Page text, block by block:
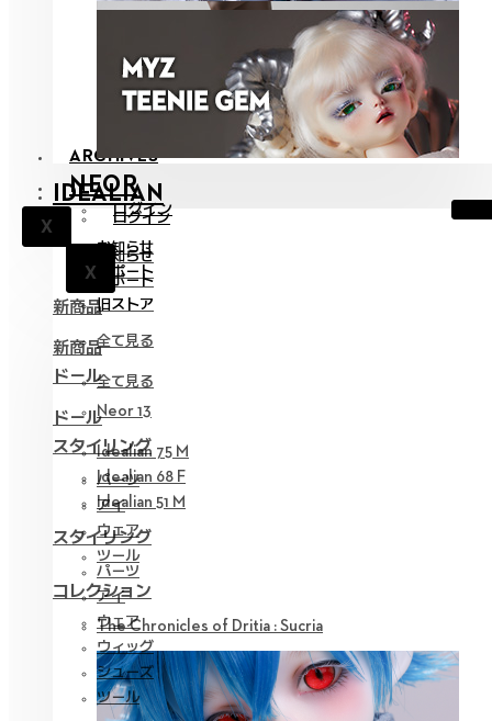
ARCHIVES
X
NEOR
ログイン
X
お知らせ
サポート
新商品
全て見る
ドール
Neor 13
スタイリング
パーツ
アイ
ウェア
ツール
コレクション
The Chronicles of Dritia : Sucria
IDEALIAN
ログイン
X
お知らせ
サポート
旧ストア
新商品
全て見る
ドール
Idealian 75 M
Idealian 68 F
Idealian 51 M
スタイリング
パーツ
アイ
ウェア
ウィッグ
シューズ
ツール